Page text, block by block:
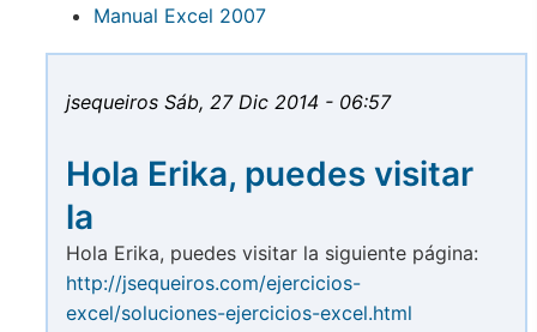
Manual Excel 2007
jsequeiros Sáb, 27 Dic 2014 - 06:57
Hola Erika, puedes visitar
la
Hola Erika, puedes visitar la siguiente página:
http://jsequeiros.com/ejercicios-
excel/soluciones-ejercicios-excel.html